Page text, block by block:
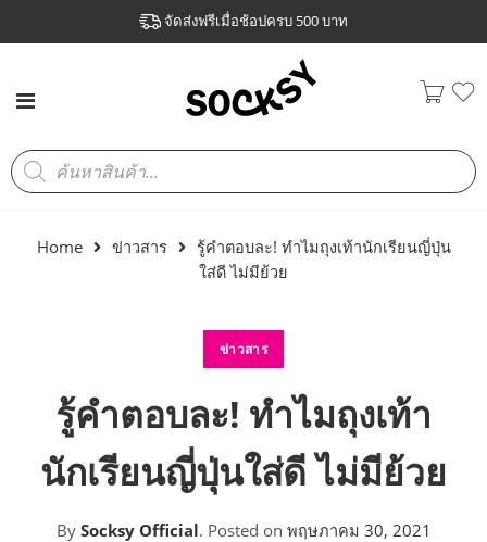
จัดส่งฟรีเมื่อช้อปครบ 500 บาท
Home ข่าวสาร
รู้คำตอบละ! ทำไมถุงเท้านักเรียนญี่ปุ่น
ใส่ดี ไม่มีย้วย
ข่าวสาร
รู้คำตอบละ! ทำไมถุงเท้า
นักเรียนญี่ปุ่นใส่ดี ไม่มีย้วย
By Socksy Official. Posted on พฤษภาคม 30, 2021